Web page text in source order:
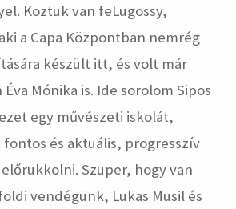
Köztük van feLugossy,
a Capa Központban nemrég
ára készült itt, és volt már
Mónika is. Ide sorolom Sipos
egy művészeti iskolát,
és aktuális, progresszív
Szuper, hogy van
vendégünk, Lukas Musil és